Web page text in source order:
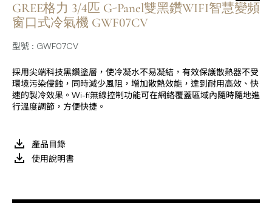
GREE格力 3/4匹 G-Panel雙黑鑽WIFI智慧變頻
窗口式冷氣機 GWF07CV
型號 : GWF07CV
採用尖端科技黑鑽塗層，使冷凝水不易凝結，有效保護散熱器不受
環境污染侵蝕，同時減少風阻，增加散熱效能，達到耐用高效、快
速的製冷效果。Wi-fi無線控制功能可在網絡覆蓋區域內隨時隨地進
行溫度調節，方便快捷。
產品目錄
使用說明書